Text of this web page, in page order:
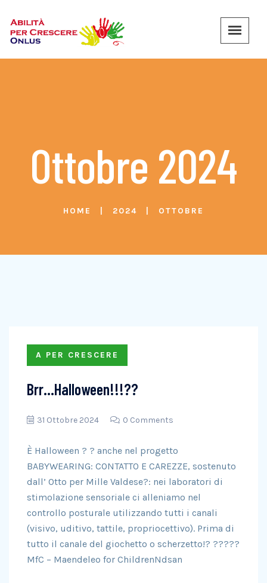
Ottobre 2024
HOME 2024 OTTOBRE
A PER CRESCERE
Brr…Halloween!!!??
31 Ottobre 2024 0 Comments
È Halloween ? ? anche nel progetto
BABYWEARING: CONTATTO E CAREZZE, sostenuto
dall’ Otto per Mille Valdese?: nei laboratori di
stimolazione sensoriale ci alleniamo nel
controllo posturale utilizzando tutti i canali
(visivo, uditivo, tattile, propriocettivo). Prima di
tutto il canale del giochetto o scherzetto!? ?????
MfC – Maendeleo for ChildrenNdsan